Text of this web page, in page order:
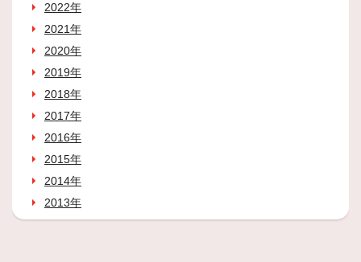
2022年
2021年
2020年
2019年
2018年
2017年
2016年
2015年
2014年
2013年